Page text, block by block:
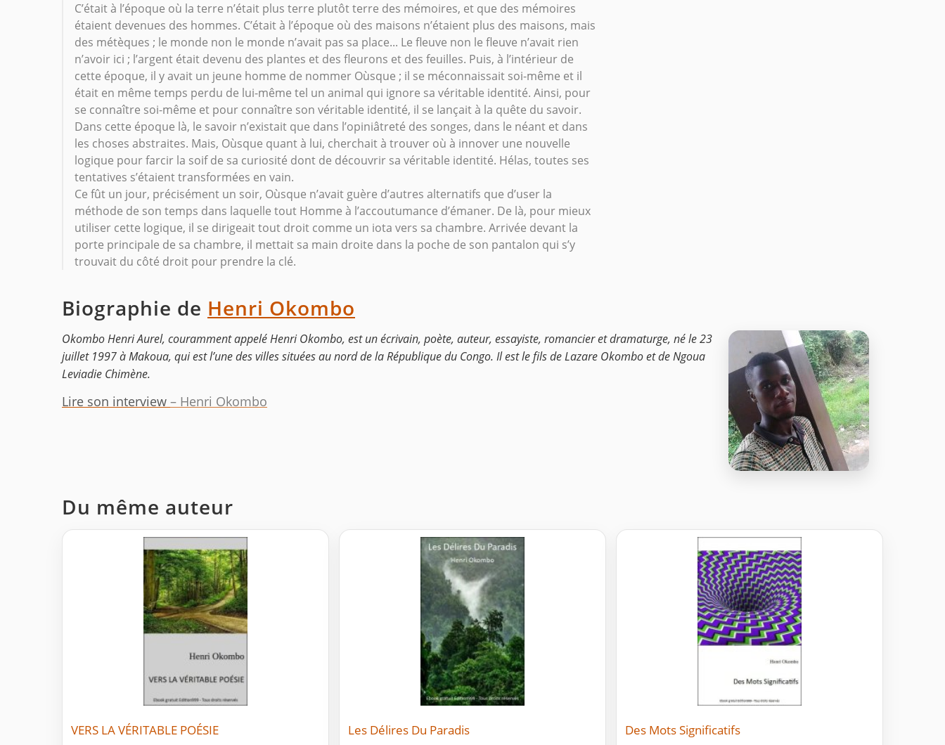
C’était à l’époque où la terre n’était plus terre plutôt terre des mémoires, et que des mémoires
étaient devenues des hommes. C’était à l’époque où des maisons n’étaient plus des maisons, mais
des métèques ; le monde non le monde n’avait pas sa place... Le fleuve non le fleuve n’avait rien
n’avoir ici ; l’argent était devenu des plantes et des fleurons et des feuilles. Puis, à l’intérieur de
cette époque, il y avait un jeune homme de nommer Oùsque ; il se méconnaissait soi-même et il
était en même temps perdu de lui-même tel un animal qui ignore sa véritable identité. Ainsi, pour
se connaître soi-même et pour connaître son véritable identité, il se lançait à la quête du savoir.
Dans cette époque là, le savoir n’existait que dans l’opiniâtreté des songes, dans le néant et dans
les choses abstraites. Mais, Oùsque quant à lui, cherchait à trouver où à innover une nouvelle
logique pour farcir la soif de sa curiosité dont de découvrir sa véritable identité. Hélas, toutes ses
tentatives s’étaient transformées en vain.
Ce fût un jour, précisément un soir, Oùsque n’avait guère d’autres alternatifs que d’user la
méthode de son temps dans laquelle tout Homme à l’accoutumance d’émaner. De là, pour mieux
utiliser cette logique, il se dirigeait tout droit comme un iota vers sa chambre. Arrivée devant la
porte principale de sa chambre, il mettait sa main droite dans la poche de son pantalon qui s’y
trouvait du côté droit pour prendre la clé.
Biographie de Henri Okombo
Okombo Henri Aurel, couramment appelé Henri Okombo, est un écrivain, poète, auteur, essayiste, romancier et dramaturge, né le 23
juillet 1997 à Makoua, qui est l’une des villes situées au nord de la République du Congo. Il est le fils de Lazare Okombo et de Ngoua
Leviadie Chimène.
Lire son interview – Henri Okombo
Du même auteur
VERS LA VÉRITABLE POÉSIE Les Délires Du Paradis Des Mots Significatifs